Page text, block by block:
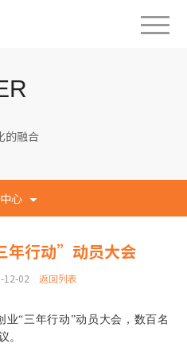
的融合
心
年行动”动员大会
12-02 返回列表
“三年行动”动员大会，数百名
。